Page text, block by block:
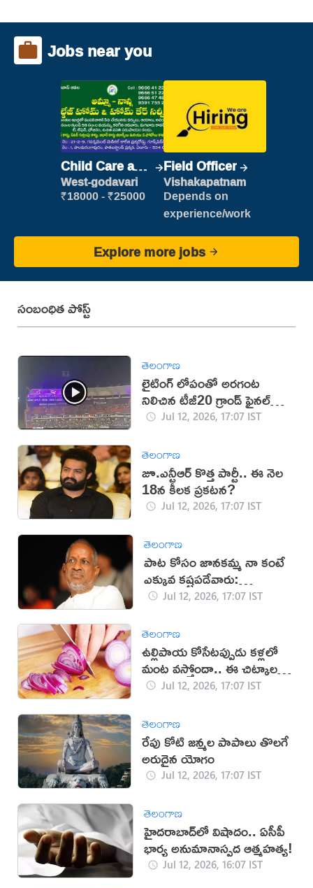
Jobs near you
Child Care and
Patient care
West-godavari
₹18000 - ₹25000
Field Officer
Vishakapatnam
Depends on
experience/work
Explore more jobs
సంబంధిత పోస్ట్
తెలంగాణ
లైటింగ్ లోపంతో అరగంట
నిలిచిన టీజీ20 గ్రాండ్ ఫైనల్
(వీడియో)
Jul 12, 2026, 17:07 IST
తెలంగాణ
జూ.ఎన్టీఆర్ కొత్త పార్టీ.. ఈ నెల
18న కీలక ప్రకటన?
Jul 12, 2026, 17:07 IST
తెలంగాణ
పాట కోసం జానకమ్మ నా కంటే
ఎక్కువ కష్టపడేవారు:
ఇళయరాజా
Jul 12, 2026, 17:07 IST
తెలంగాణ
ఉల్లిపాయ కోసేటప్పుడు కళ్లలో
మంట వస్తోందా.. ఈ చిట్కాలతో
చెక్!Jul 12, 2026, 17:07 IST
తెలంగాణ
రేపు కోటి జన్మల పాపాలు తొలగే
అరుదైన యోగం
Jul 12, 2026, 17:07 IST
తెలంగాణ
హైదరాబాద్‌లో విషాదం.. ఏసీపీ
భార్య అనుమానాస్పద ఆత్మహత్య!
Jul 12, 2026, 16:07 IST